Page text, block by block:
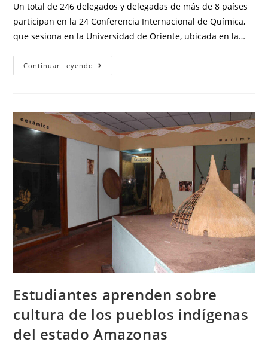
Un total de 246 delegados y delegadas de más de 8 países
participan en la 24 Conferencia Internacional de Química,
que sesiona en la Universidad de Oriente, ubicada en la…
Continuar Leyendo
Estudiantes aprenden sobre
cultura de los pueblos indígenas
del estado Amazonas